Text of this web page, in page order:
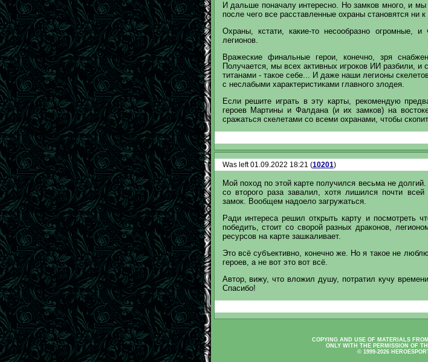
И дальше поначалу интересно. Но замков много, и
после чего все расставленные охраны становятся ни к
Охраны, кстати, какие-то несообразно огромные,
легионов.
Вражеские финальные герои, конечно, зря
Получается, мы всех активных игроков ИИ разбили, и
титанами - такое себе... И даже наши легионы
с неслабыми характеристиками главного злодея.
Если решите играть в эту карты, рекомендую
героев Мартины и Фалдана (и их замков) на
сражаться скелетами со всеми охранами, чтобы
Was left 01.09.2022 18:21 (10201)
Мой поход по этой карте получился весьма не
со второго раза завалил, хотя лишился почти
замок. Вообщем надоело загружаться.
Ради интереса решил открыть карту и посмотреть
победить, стоит со сворой разных драконов,
ресурсов на карте зашкаливает.
Это всё субъективно, конечно же. Но я такое не
героев, а не вот это вот всё.
Автор, вижу, что вложил душу, потратил кучу
Спасибо!
COPYING AND USE OF MATERIALS
ONLY WITH THE PERMISSION OF
© 1999-2026